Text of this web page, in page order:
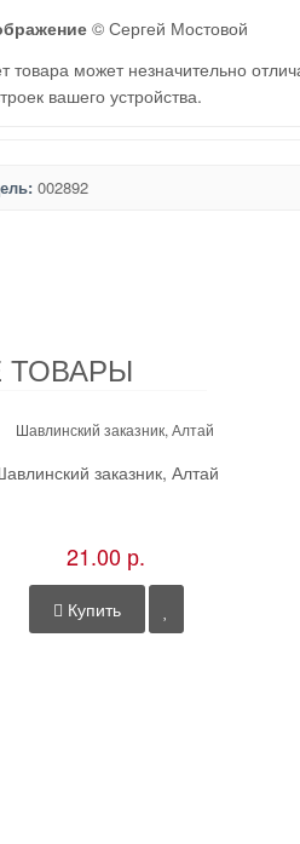
© Сергей Мостовой
товара может незначительно
вашего устройства.
002892
заказник, Алтай
21.00 р.
Купить